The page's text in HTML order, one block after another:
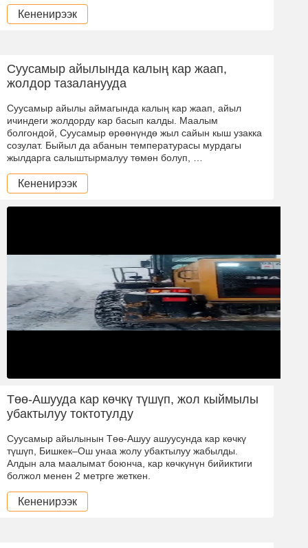
Кененирээк
Суусамыр айылында калың кар жаап,
жолдор тазаланууда
Суусамыр айылы аймагында калың кар жаап, айыл
ичиндеги жолдорду кар басып калды. Маалым
болгондой, Суусамыр өрөөнүндө жыл сайын кыш узакка
созулат. Быйыл да абанын температурасы мурдагы
жылдарга салыштырмалуу төмөн болуп, …
Кененирээк
Төө-Ашууда кар көчкү түшүп, жол кыймылы
убактылуу токтотулду
Суусамыр айылынын Төө-Ашуу ашуусунда кар көчкү
түшүп, Бишкек–Ош унаа жолу убактылуу жабылды.
Алдын ала маалымат боюнча, кар көчкүнүн бийиктиги
болжол менен 2 метрге жеткен.
Кененирээк